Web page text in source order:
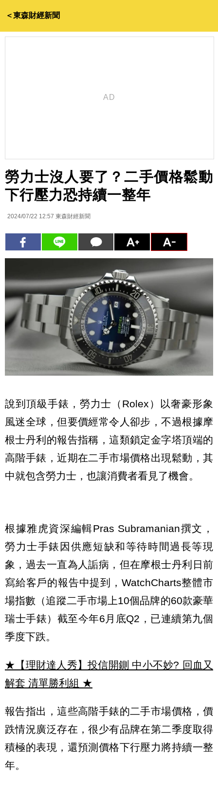
＜東森財經新聞
勞力士沒人要了？二手價格鬆動
下行壓力恐持續一整年
2024/07/22 12:57 東森財經新聞
說到頂級手錶，勞力士（Rolex）以奢豪形象
風迷全球，但要價經常令人卻步，不過根據摩
根士丹利的報告指稱，這類鎖定金字塔頂端的
高階手錶，近期在二手市場價格出現鬆動，其
中就包含勞力士，也讓消費者看見了機會。
根據雅虎資深編輯Pras Subramanian撰文，
勞力士手錶因供應短缺和等待時間過長等現
象，過去一直為人詬病，但在摩根士丹利日前
寫給客戶的報告中提到，WatchCharts整體市
場指數（追蹤二手市場上10個品牌的60款豪華
瑞士手錶）截至今年6月底Q2，已連續第九個
季度下跌。
★【理財達人秀】投信開鍘 中小不妙? 回血又
解套 清單勝利組 ★
報告指出，這些高階手錶的二手市場價格，價
跌情況廣泛存在，很少有品牌在第二季度取得
積極的表現，還預測價格下行壓力將持續一整
年。